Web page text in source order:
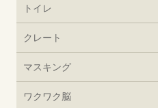
トイレ
クレート
マスキング
ワクワク脳